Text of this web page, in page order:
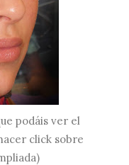
podáis ver el
click sobre